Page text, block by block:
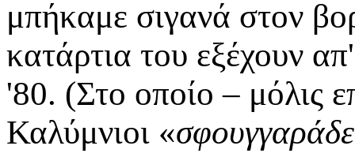
μπήκαμε σιγανά στον
κατάρτια του εξέχουν
'80. (Στο οποίο – μόλις
Καλύμνιοι «